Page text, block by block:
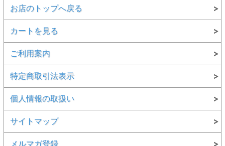
お店のトップへ戻る
カートを見る
ご利用案内
特定商取引法表示
個人情報の取扱い
サイトマップ
メルマガ登録